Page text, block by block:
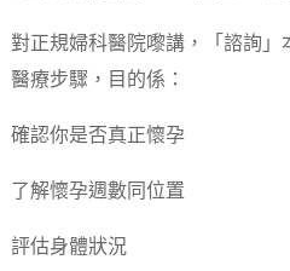
對正規婦科醫院嚟講，「諮詢
醫療步驟，目的係：
確認你是否真正懷孕
了解懷孕週數同位置
評估身體狀況